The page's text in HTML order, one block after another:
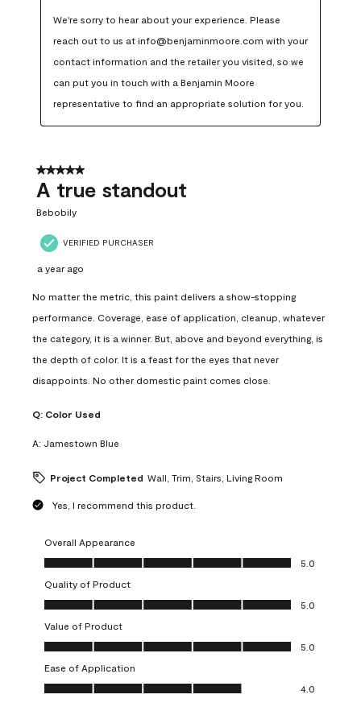
We're sorry to hear about your experience. Please
reach out to us at info@benjaminmoore.com with your
contact information and the retailer you visited, so we
can put you in touch with a Benjamin Moore
representative to find an appropriate solution for you.
5 out of 5 stars.
A true standout
Bebobily
VERIFIED PURCHASER
a year ago
No matter the metric, this paint delivers a show-stopping
performance. Coverage, ease of application, cleanup, whatever
the category, it is a winner. But, above and beyond everything, is
the depth of color. It is a feast for the eyes that never
disappoints. No other domestic paint comes close.
Q: Color Used
A: Jamestown Blue
Project Completed Wall, Trim, Stairs, Living Room
Yes, I recommend this product.
Overall Appearance
Overall Appearance, 5.0 out of 5
5.0
Quality of Product
Quality of Product, 5.0 out of 5
5.0
Value of Product
Value of Product, 5.0 out of 5
5.0
Ease of Application
Ease of Application, 4.0 out of 5
4.0